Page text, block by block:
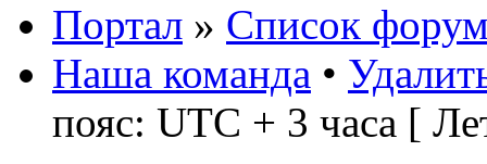
Портал » Список
Наша команда •
пояс: UTC + 3 часа [